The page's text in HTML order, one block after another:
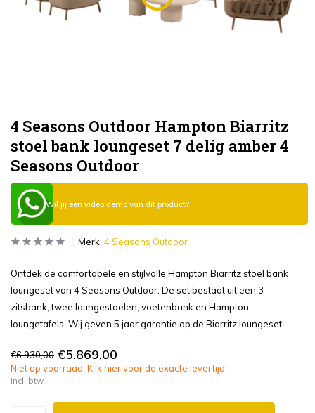
4 Seasons Outdoor Hampton Biarritz
stoel bank loungeset 7 delig amber 4
Seasons Outdoor
Wil jij een video demo van dit product?
Merk: 4 Seasons Outdoor
Ontdek de comfortabele en stijlvolle Hampton Biarritz stoel bank
loungeset van 4 Seasons Outdoor. De set bestaat uit een 3-
zitsbank, twee loungestoelen, voetenbank en Hampton
loungetafels. Wij geven 5 jaar garantie op de Biarritz loungeset.
€6.930,00 €5.869,00
Niet op voorraad. Klik hier voor de exacte levertijd!
Incl. btw